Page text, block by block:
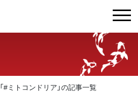
「#ミトコンドリア」の記事一覧